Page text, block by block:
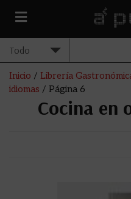
Inicio / Librería
idiomas / Página 6
Cocina en